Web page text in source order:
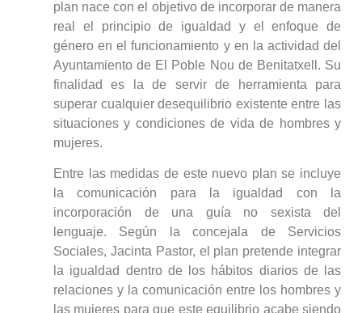
plan nace con el objetivo de incorporar de manera
real el principio de igualdad y el enfoque de
género en el funcionamiento y en la actividad del
Ayuntamiento de El Poble Nou de Benitatxell. Su
finalidad es la de servir de herramienta para
superar cualquier desequilibrio existente entre las
situaciones y condiciones de vida de hombres y
mujeres.
Entre las medidas de este nuevo plan se incluye
la comunicación para la igualdad con la
incorporación de una guía no sexista del
lenguaje. Según la concejala de Servicios
Sociales, Jacinta Pastor, el plan pretende integrar
la igualdad dentro de los hábitos diarios de las
relaciones y la comunicación entre los hombres y
las mujeres para que este equilibrio acabe siendo